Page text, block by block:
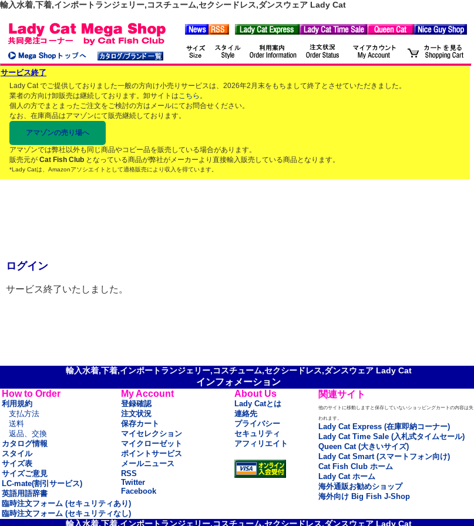
輸入水着,下着,インポートランジェリー,コスチューム,セクシードレス,ダンスウェア Lady Cat
サービス終了
Lady Cat でご提供しておりました一般の方向け小売りサービスは、2026年2月末をもちまして終了とさせていただきました。
業者の方向け卸販売は継続しております。卸サイトはこちら 。
個人の方でまとまったご注文をご検討の方はメールにてお問合せください。
なお、在庫商品はアマゾンにて販売継続しております。
アマゾンの売り場へ
アマゾンでは弊社以外も同じ商品やコピー品を販売している場合があります。
販売元が Cat Fish Club となっている商品が弊社がメーカーより直接輸入販売している商品となります。
*Lady Catは、Amazonアソシエイトとして適格販売により収入を得ています。
ログイン
サービス終了いたしました。
輸入水着,下着,インポートランジェリー,コスチューム,セクシードレス,ダンスウェア Lady Cat
インフォメーション
How to Order
利用規約
支払方法
送料
返品、交換
カタログ情報
スタイル
サイズ表
サイズご意見
LC-mate(割引サービス)
英語用語辞書
My Account
登録確認
注文状況
保存カート
マイセレクション
マイクローゼット
ポイントサービス
メールニュース
RSS
Twitter
Facebook
About Us
Lady Catとは
連絡先
プライバシー
セキュリティ
アフィリエイト
関連サイト
他のサイトに移動しますと保存していないショッピングカートの内容は失
われます。
Lady Cat Express (在庫即納コーナー)
Lady Cat Time Sale (入札式タイムセール)
Queen Cat (大きいサイズ)
Lady Cat Smart (スマートフォン向け)
Cat Fish Club ホーム
Lady Cat ホーム
海外通販お勧めショップ
海外向け Big Fish J-Shop
臨時注文フォーム (セキュリティあり)
臨時注文フォーム (セキュリティなし)
輸入水着,下着,インポートランジェリー,コスチューム,セクシードレス,ダンスウェア Lady Cat